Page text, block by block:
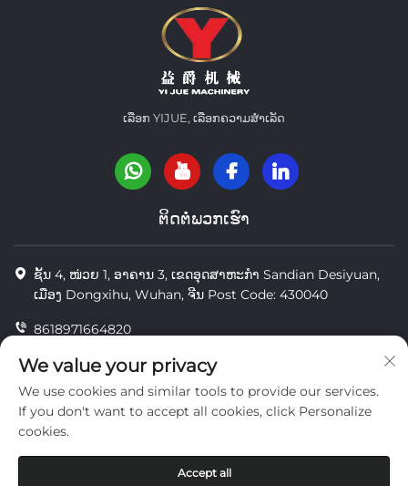
ເລືອກ YIJUE, ເລືອກຄວາມສຳເລັດ
ຕິດຕໍ່ພວກເຮົາ
ຊັ້ນ 4, ໜ່ວຍ 1, ອາຄານ 3, ເຂດອຸດສາຫະກຳ Sandian Desiyuan,
ເມືອງ Dongxihu, Wuhan, ຈີນ Post Code: 430040
8618971664820
8618971664820
[email protected]
ຄວາມເປັນສ່ວນຕົວ
We value your privacy
We use cookies and similar tools to provide our services.
If you don't want to accept all cookies, click Personalize
cookies.
Accept all